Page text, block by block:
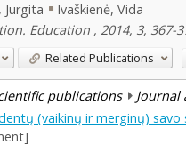
Jurgita
Ivaškienė, Vida
Education , 2014, 3,
Related Publications
publications Journal
(vaikinų ir merginų)